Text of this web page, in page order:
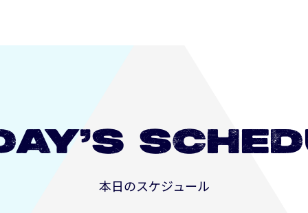
本日のスケジュール